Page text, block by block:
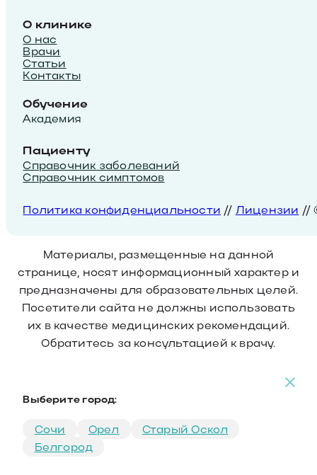
О клинике
О нас
Врачи
Статьи
Контакты
Обучение
Академия
Пациенту
Справочник заболеваний
Справочник симптомов
Политика конфиденциальности // Лицензии //
Материалы, размещенные на данной
странице, носят информационный характер и
предназначены для образовательных целей.
Посетители сайта не должны использовать
их в качестве медицинских рекомендаций.
Обратитесь за консультацией к врачу.
Выберите город:
Сочи Орел
Старый Оскол
Белгород